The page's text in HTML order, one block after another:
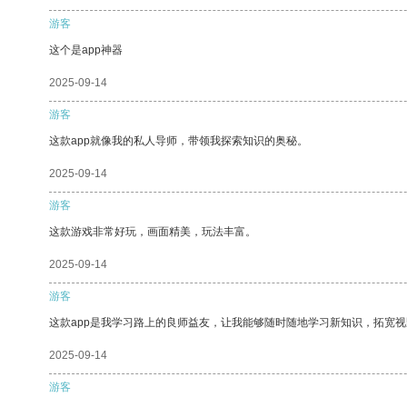
游客
这个是app神器
2025-09-14
游客
这款app就像我的私人导师，带领我探索知识的奥秘。
2025-09-14
游客
这款游戏非常好玩，画面精美，玩法丰富。
2025-09-14
游客
这款app是我学习路上的良师益友，让我能够随时随地学习新知识，拓宽
2025-09-14
游客